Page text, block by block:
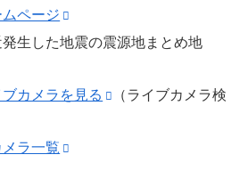
ページ
生した地震の震源地まとめ地
カメラを見る
（ライブカメラ検
ラ一覧